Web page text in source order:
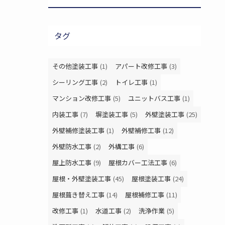
タグ
その他塗装工事 (1) アパート改修工事 (3)
シーリング工事 (2) トイレ工事 (1)
マンション改修工事 (5) ユニットバス工事 (1)
内装工事 (7) 塀塗装工事 (5) 外壁塗装工事 (25)
外壁補修塗装工事 (1) 外壁補修工事 (12)
外壁防水工事 (2) 外構工事 (6)
屋上防水工事 (9) 屋根カバー工法工事 (6)
屋根・外壁塗装工事 (45) 屋根塗装工事 (24)
屋根葺き替え工事 (14) 屋根補修工事 (11)
改修工事 (1) 水道工事 (2) 洗浄作業 (5)